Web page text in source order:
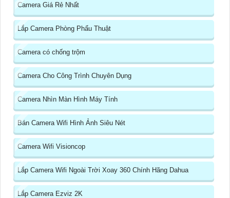
Camera Giá Rẻ Nhất
Lắp Camera Phòng Phẩu Thuật
Camera có chống trộm
Camera Cho Công Trình Chuyên Dụng
Camera Nhìn Màn Hình Máy Tính
Bán Camera Wifi Hình Ảnh Siêu Nét
Camera Wifi Visioncop
Lắp Camera Wifi Ngoài Trời Xoay 360 Chính Hãng Dahua
Lắp Camera Ezviz 2K